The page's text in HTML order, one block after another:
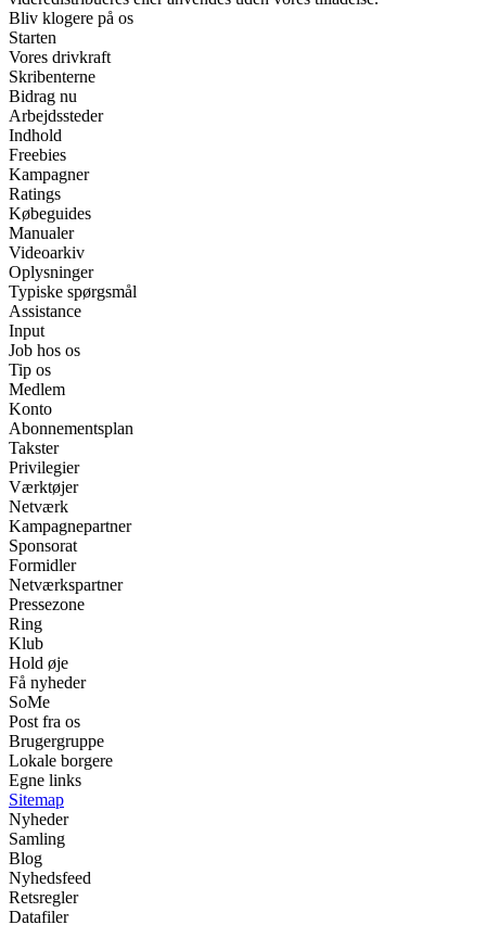
Bliv klogere på os
Starten
Vores drivkraft
Skribenterne
Bidrag nu
Arbejdssteder
Indhold
Freebies
Kampagner
Ratings
Købeguides
Manualer
Videoarkiv
Oplysninger
Typiske spørgsmål
Assistance
Input
Job hos os
Tip os
Medlem
Konto
Abonnementsplan
Takster
Privilegier
Værktøjer
Netværk
Kampagnepartner
Sponsorat
Formidler
Netværkspartner
Pressezone
Ring
Klub
Hold øje
Få nyheder
SoMe
Post fra os
Brugergruppe
Lokale borgere
Egne links
Sitemap
Nyheder
Samling
Blog
Nyhedsfeed
Retsregler
Datafiler